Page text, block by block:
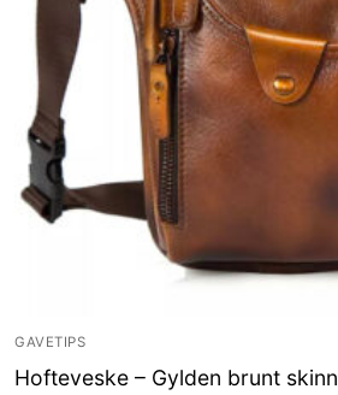
GAVETIPS
Hofteveske – Gylden brunt skinn